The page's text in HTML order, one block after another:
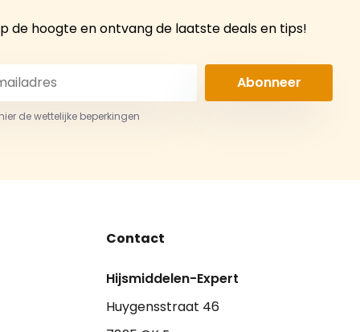
de hoogte en ontvang de laatste deals en tips!
Abonneer
de wettelijke beperkingen
Contact
Hijsmiddelen-Expert
Huygensstraat 46